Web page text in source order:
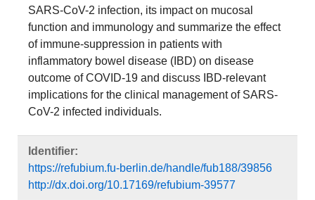
SARS-CoV-2 infection, its impact on mucosal
function and immunology and summarize the effect
of immune-suppression in patients with
inflammatory bowel disease (IBD) on disease
outcome of COVID-19 and discuss IBD-relevant
implications for the clinical management of SARS-
CoV-2 infected individuals.
Identifier:
https://refubium.fu-berlin.de/handle/fub188/39856
http://dx.doi.org/10.17169/refubium-39577